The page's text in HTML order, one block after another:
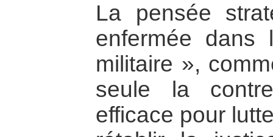
La pensée
enfermée
militaire »,
seule la
efficace pour